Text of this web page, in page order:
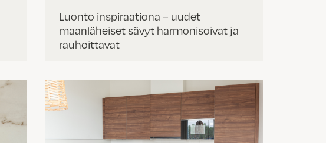
Luonto inspiraationa – uudet
maanläheiset sävyt harmonisoivat ja
rauhoittavat